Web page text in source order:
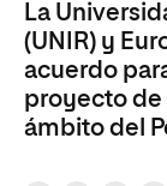
La
(UNIR) y
acuerdo
proyecto de
ámbito del